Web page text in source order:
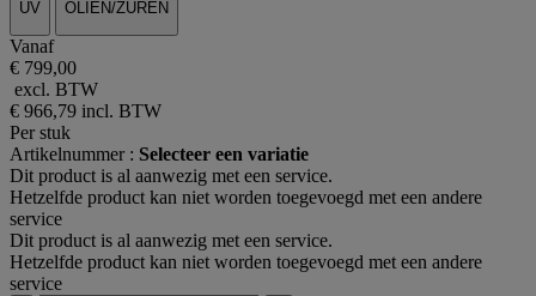
UV OLIËN/ZUREN
Vanaf
€ 799,00
excl. BTW
€ 966,79 incl. BTW
Per stuk
Artikelnummer : Selecteer een variatie
Dit product is al aanwezig met een service.
Hetzelfde product kan niet worden toegevoegd met een andere
service
Dit product is al aanwezig met een service.
Hetzelfde product kan niet worden toegevoegd met een andere
service